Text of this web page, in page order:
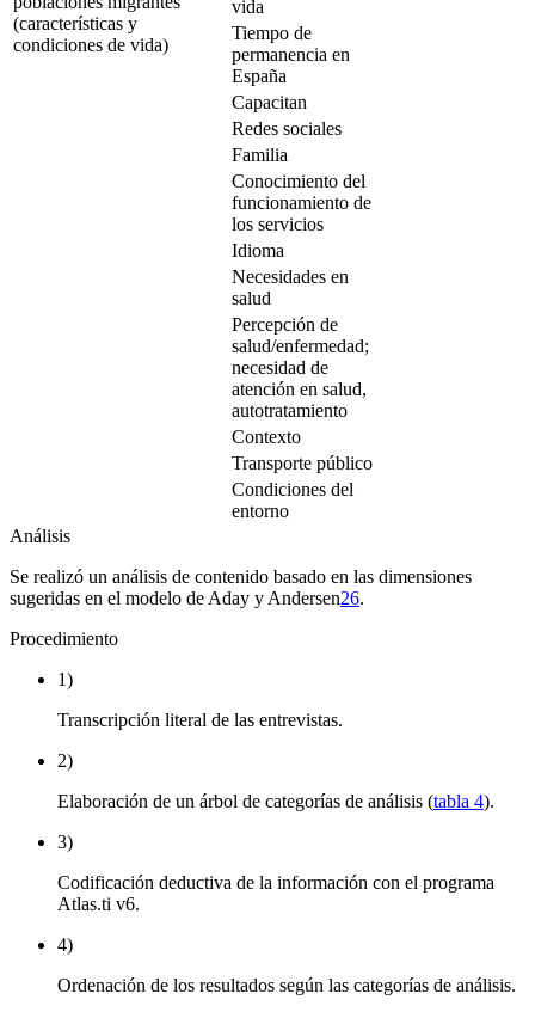
(características y
condiciones de vida)
vida
Tiempo de
permanencia en
España
Capacitan
Redes sociales
Familia
Conocimiento del
funcionamiento de
los servicios
Idioma
Necesidades en
salud
Percepción de
salud/enfermedad;
necesidad de
atención en salud,
autotratamiento
Contexto
Transporte público
Condiciones del
entorno
Análisis
Se realizó un análisis de contenido basado en las dimensiones
sugeridas en el modelo de Aday y Andersen26.
Procedimiento
1)
Transcripción literal de las entrevistas.
2)
Elaboración de un árbol de categorías de análisis (tabla 4).
3)
Codificación deductiva de la información con el programa
Atlas.ti v6.
4)
Ordenación de los resultados según las categorías de análisis.